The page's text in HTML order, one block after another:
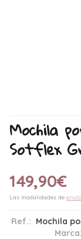
Mochila
Sotflex
149,90€
Las modalidades de envío
Ref.: Mochila
Marca: